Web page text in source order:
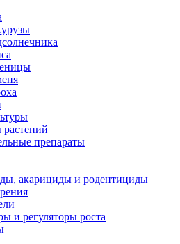
препараты
акарициды и родентициды
и регуляторы роста